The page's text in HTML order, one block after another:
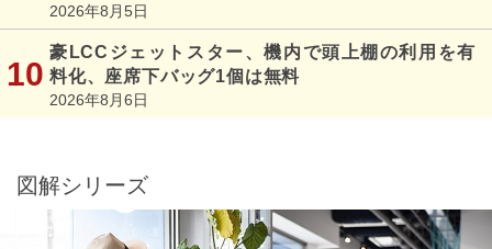
2026年8月5日
豪LCCジェットスター、機内で頭上棚の利用を有
料化、座席下バッグ1個は無料
2026年8月6日
図解シリーズ